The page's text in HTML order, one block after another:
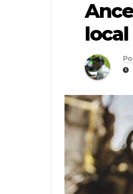
local